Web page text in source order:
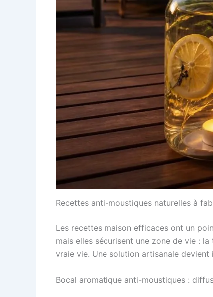
Recettes anti-moustiques naturelles à
Les recettes maison efficaces ont un
mais elles sécurisent une zone de vie : la
vraie vie. Une solution artisanale
Bocal aromatique anti-moustiques :